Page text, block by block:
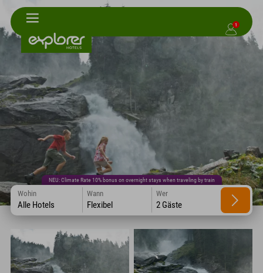
1
NEU: Climate Rate 10% bonus on overnight stays when traveling by train
Wohin
Alle Hotels
Wann
Flexibel
Wer
2 Gäste